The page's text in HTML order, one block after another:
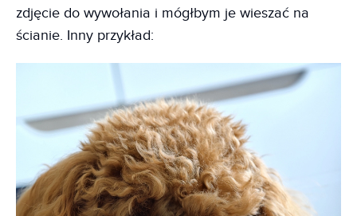
zdjęcie do wywołania i mógłbym je wieszać na
ścianie. Inny przykład: